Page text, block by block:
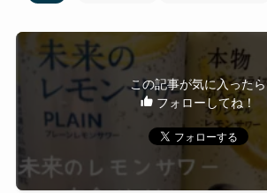
この記事が気に入ったら
フォローしてね！